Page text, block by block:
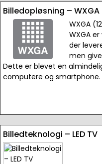
Billedopløsning – WXGA
WXGA
WXGA
der
men
Dette er blevet en
computere og smartphone.
Billedteknologi – LED TV